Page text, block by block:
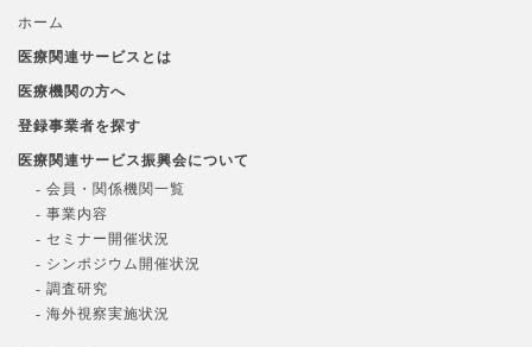
ホーム
医療関連サービスとは
医療機関の方へ
登録事業者を探す
医療関連サービス振興会について
- 会員・関係機関一覧
- 事業内容
- セミナー開催状況
- シンポジウム開催状況
- 調査研究
- 海外視察実施状況